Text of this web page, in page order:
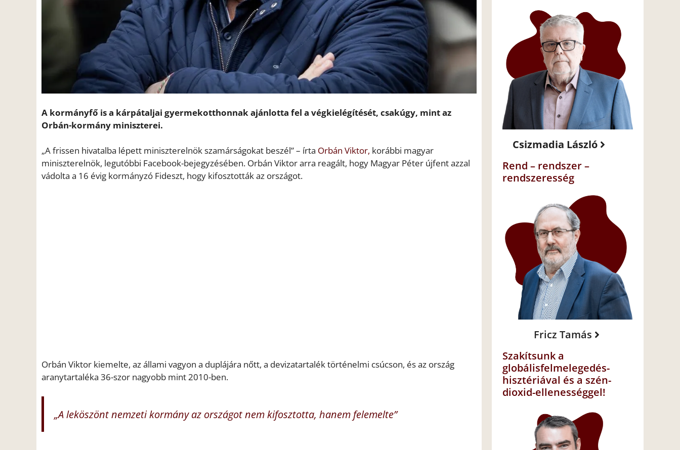
A kormányfő is a kárpátaljai gyermekotthonnak ajánlotta fel a végkielégítését, csakúgy, mint az
Orbán-kormány miniszterei.
„A frissen hivatalba lépett miniszterelnök szamárságokat beszél” – írta Orbán Viktor, korábbi magyar
miniszterelnök, legutóbbi Facebook-bejegyzésében. Orbán Viktor arra reagált, hogy Magyar Péter újfent azzal
vádolta a 16 évig kormányzó Fideszt, hogy kifosztották az országot.
Orbán Viktor kiemelte, az állami vagyon a duplájára nőtt, a devizatartalék történelmi csúcson, és az ország
aranytartaléka 36-szor nagyobb mint 2010-ben.
„A leköszönt nemzeti kormány az országot nem kifosztotta, hanem felemelte”
Csizmadia László
Rend – rendszer –
rendszeresség
Fricz Tamás
Szakítsunk a
globálisfelmelegedés-
hisztériával és a szén-
dioxid-ellenességgel!